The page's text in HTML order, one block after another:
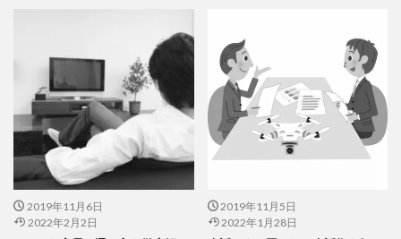
2019年11月6日
2022年2月2日
2019年11月5日
2022年1月28日